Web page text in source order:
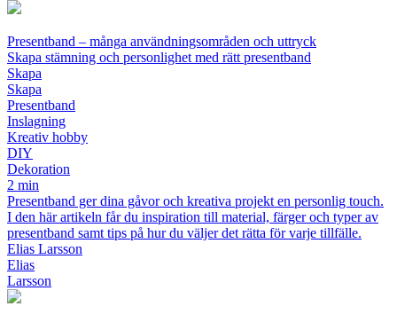
Presentband – många användningsområden och uttryck
Skapa stämning och personlighet med rätt presentband
Skapa
Skapa
Presentband
Inslagning
Kreativ hobby
DIY
Dekoration
2 min
Presentband ger dina gåvor och kreativa projekt en personlig touch.
I den här artikeln får du inspiration till material, färger och typer av
presentband samt tips på hur du väljer det rätta för varje tillfälle.
Elias Larsson
Elias
Larsson